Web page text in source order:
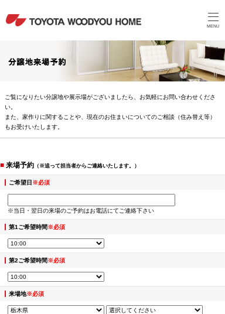
MENU
ご覧になりたい分譲地や展示場がございましたら、お気軽にお問い合わせくださ
い。
また、家作りに関することや、現在のお住まいについてのご相談（住み替え等）
もお受けいたします。
■ 来場予約 （※追って担当者からご連絡いたします。）
ご希望日 ※必須
※当日・翌日の来場のご予約はお電話にてご連絡下さい
第1ご希望時間※必須
第2ご希望時間※必須
来場地※必須